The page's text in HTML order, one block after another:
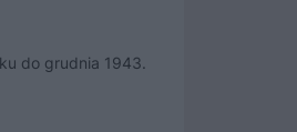
do grudnia 1943.